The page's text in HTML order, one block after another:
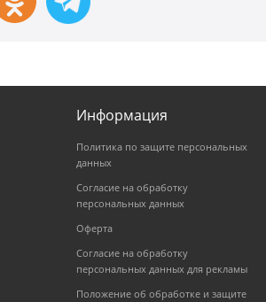
Информация
Политика по защите персональных
данных
Согласие на обработку
персональных данных
Оферта
Согласие на обработку
персональных данных для рекламы
Положение об обработке и защите